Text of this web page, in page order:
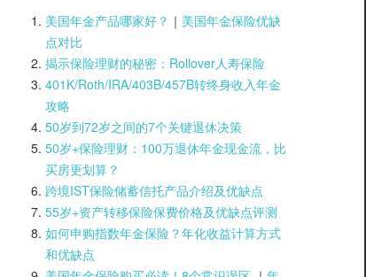
美国年金产品哪家好？ ｜ 美国年金保险优缺
点对比
揭示保险理财的秘密：Rollover人寿保险
401K/Roth/IRA/403B/457B转终身收入年金
攻略
50岁到72岁之间的7个关键退休决策
50岁+保险理财：100万退休年金现金流，比
买房更划算？
跨境IST保险储蓄信托产品介绍及优缺点
55岁+资产转移保险保费价格及优缺点评测
如何申购指数年金保险？年化收益计算方式
和优缺点